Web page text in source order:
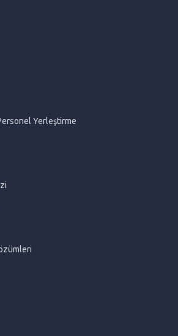
Gereken Eşyalar Hangileridir?
Merak Edilenler
Dikkat Edilmesi Gerekenler
Olur? ve Ne İyi Gelir?
Nelerdir?
Yerleştirme